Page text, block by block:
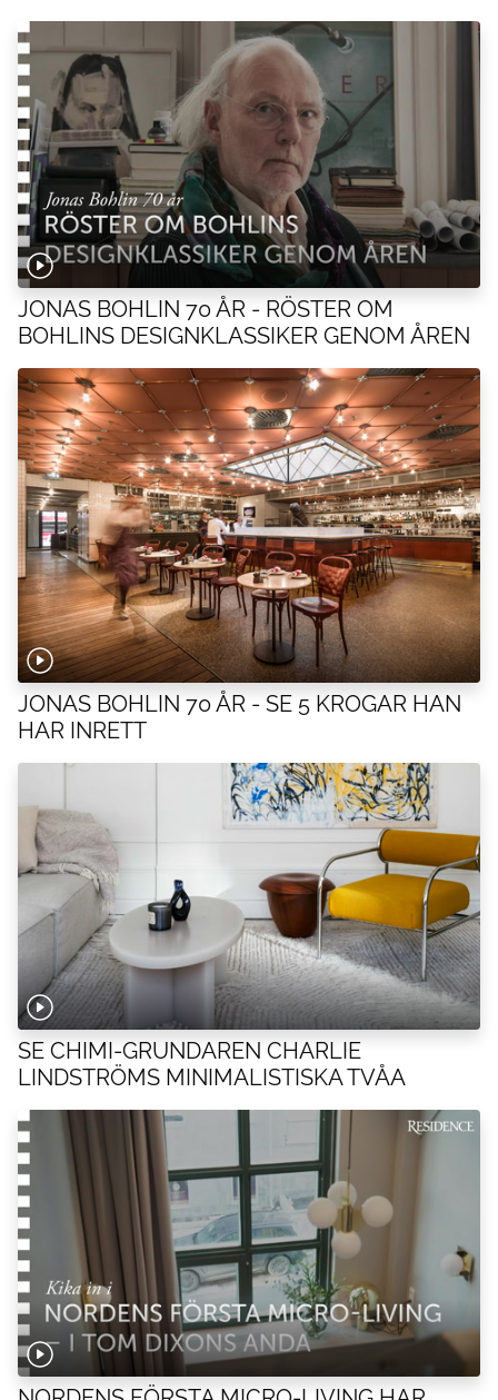
JONAS BOHLIN 70 ÅR - RÖSTER OM
BOHLINS DESIGNKLASSIKER GENOM ÅREN
JONAS BOHLIN 70 ÅR - SE 5 KROGAR HAN
HAR INRETT
SE CHIMI-GRUNDAREN CHARLIE
LINDSTRÖMS MINIMALISTISKA TVÅA